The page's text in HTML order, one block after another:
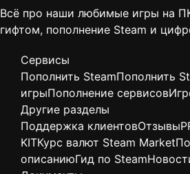
Всё про наши любимые игры на
гифтом, пополнение Steam и
Сервисы
Пополнить SteamПополнить
игрыПополнение сервисов
Другие разделы
Поддержка клиентовОтзывы
KITКурс валют Steam Market
описаниюГид по Steam